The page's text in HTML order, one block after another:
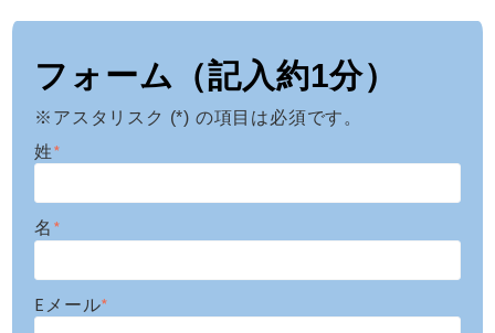
フォーム（記入約1分）
※アスタリスク (*) の項目は必須です。
姓*
名 *
Eメール*